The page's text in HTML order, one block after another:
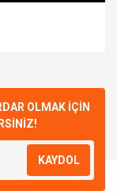
OLMAK İÇİN
KAYDOL